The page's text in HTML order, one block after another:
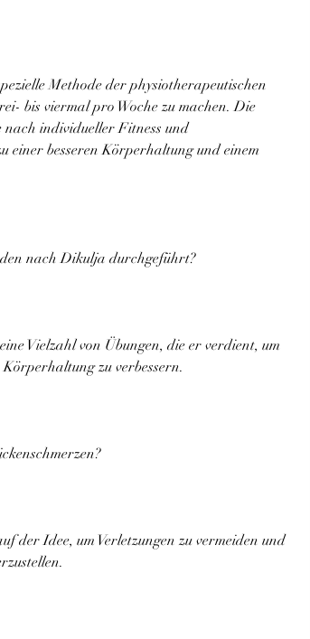
Methode der physiotherapeutischen
bis viermal pro Woche zu machen. Die
individueller Fitness und
einer besseren Körperhaltung und einem
nach Dikulja durchgeführt?
Vielzahl von Übungen, die er verdient, um
zu verbessern.
der Idee, um Verletzungen zu vermeiden und